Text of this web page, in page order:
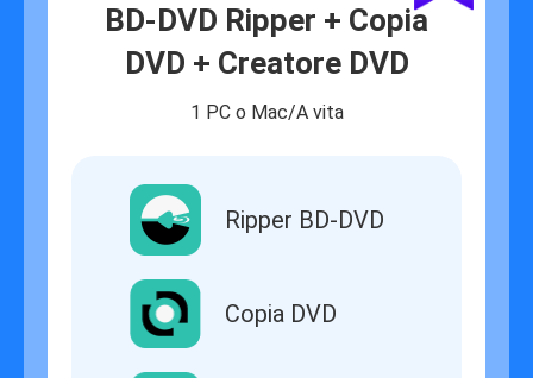
BD-DVD Ripper + Copia
DVD + Creatore DVD
1 PC o Mac/A vita
Ripper BD-DVD
Copia DVD